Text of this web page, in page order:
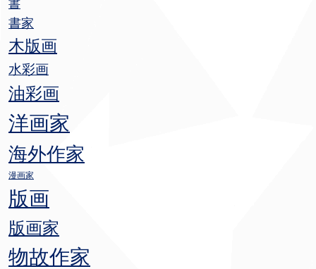
書
書家
木版画
水彩画
油彩画
洋画家
海外作家
漫画家
版画
版画家
物故作家